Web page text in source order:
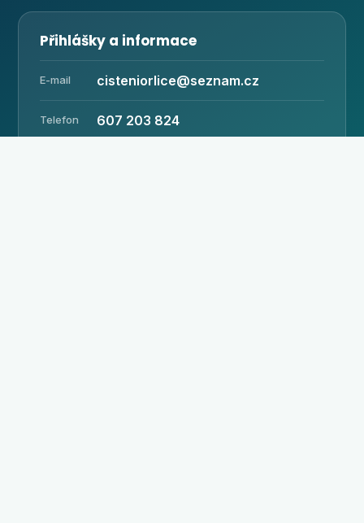
Přihlášky a informace
E-mail cisteniorlice@seznam.cz
Telefon 607 203 824